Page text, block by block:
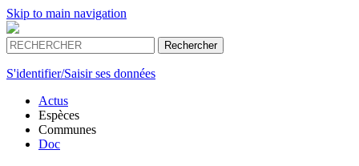
Skip to main navigation
S'identifier/Saisir ses données
Actus
Espèces
Communes
Doc